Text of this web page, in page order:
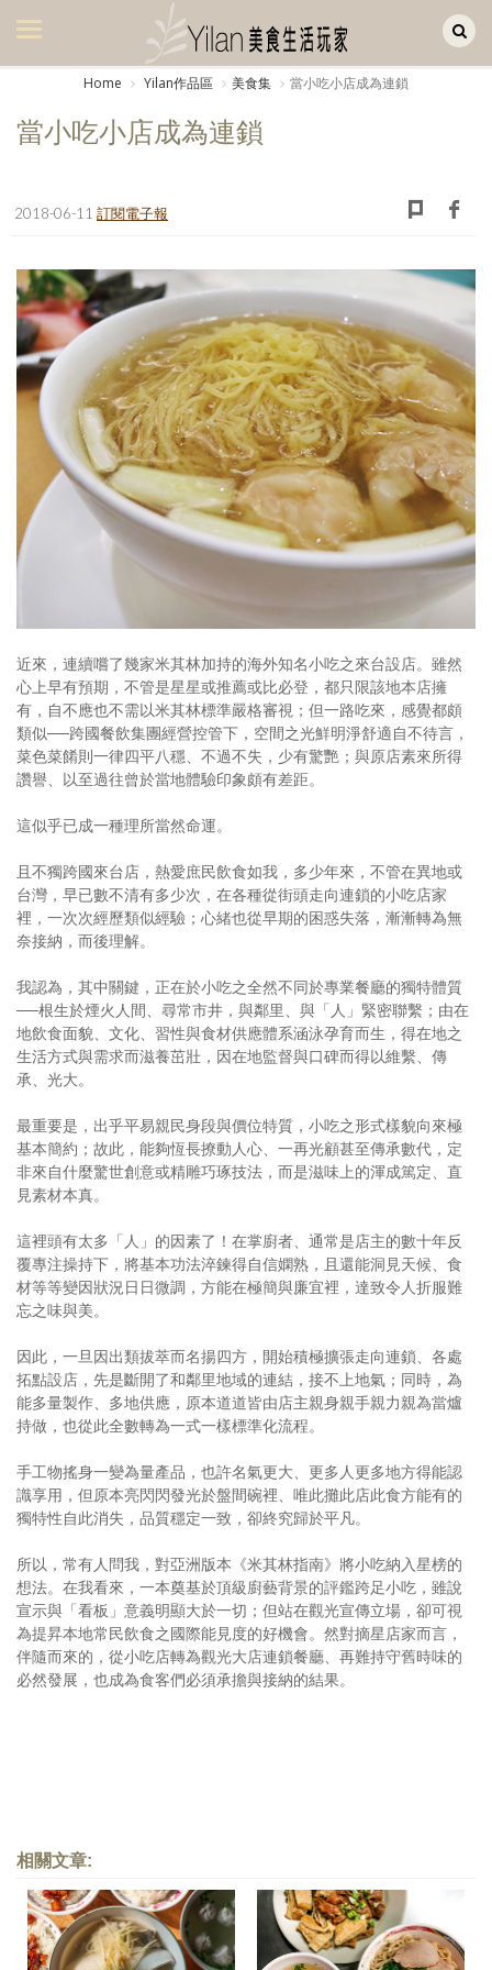
美食集
生活風
書房集
日記簿
餐桌週記
享樂隨手拍
歷史區
關於Yilan
個人著作
活動實況記錄
媒體報導一覽
合作與代言
訂閱電子報
Home Yilan作品區 美食集 當小吃小店成為連鎖
當小吃小店成為連鎖
2018-06-11 訂閱電子報
近來，連續嚐了幾家米其林加持的海外知名小吃之來台設店。雖然
心上早有預期，不管是星星或推薦或比必登，都只限該地本店擁
有，自不應也不需以米其林標準嚴格審視；但一路吃來，感覺都頗
類似──跨國餐飲集團經營控管下，空間之光鮮明淨舒適自不待言，
菜色菜餚則一律四平八穩、不過不失，少有驚艷；與原店素來所得
讚譽、以至過往曾於當地體驗印象頗有差距。
這似乎已成一種理所當然命運。
且不獨跨國來台店，熱愛庶民飲食如我，多少年來，不管在異地或
台灣，早已數不清有多少次，在各種從街頭走向連鎖的小吃店家
裡，一次次經歷類似經驗；心緒也從早期的困惑失落，漸漸轉為無
奈接納，而後理解。
我認為，其中關鍵，正在於小吃之全然不同於專業餐廳的獨特體質
──根生於煙火人間、尋常市井，與鄰里、與「人」緊密聯繫；由在
地飲食面貌、文化、習性與食材供應體系涵泳孕育而生，得在地之
生活方式與需求而滋養茁壯，因在地監督與口碑而得以維繫、傳
承、光大。
最重要是，出乎平易親民身段與價位特質，小吃之形式樣貌向來極
基本簡約；故此，能夠恆長撩動人心、一再光顧甚至傳承數代，定
非來自什麼驚世創意或精雕巧琢技法，而是滋味上的渾成篤定、直
見素材本真。
這裡頭有太多「人」的因素了！在掌廚者、通常是店主的數十年反
覆專注操持下，將基本功法淬鍊得自信嫻熟，且還能洞見天候、食
材等等變因狀況日日微調，方能在極簡與廉宜裡，達致令人折服難
忘之味與美。
因此，一旦因出類拔萃而名揚四方，開始積極擴張走向連鎖、各處
拓點設店，先是斷開了和鄰里地域的連結，接不上地氣；同時，為
能多量製作、多地供應，原本道道皆由店主親身親手親力親為當爐
持做，也從此全數轉為一式一樣標準化流程。
手工物搖身一變為量產品，也許名氣更大、更多人更多地方得能認
識享用，但原本亮閃閃發光於盤間碗裡、唯此攤此店此食方能有的
獨特性自此消失，品質穩定一致，卻終究歸於平凡。
所以，常有人問我，對亞洲版本《米其林指南》將小吃納入星榜的
想法。在我看來，一本奠基於頂級廚藝背景的評鑑跨足小吃，雖說
宣示與「看板」意義明顯大於一切；但站在觀光宣傳立場，卻可視
為提昇本地常民飲食之國際能見度的好機會。然對摘星店家而言，
伴隨而來的，從小吃店轉為觀光大店連鎖餐廳、再難持守舊時味的
必然發展，也成為食客們必須承擔與接納的結果。
相關文章: